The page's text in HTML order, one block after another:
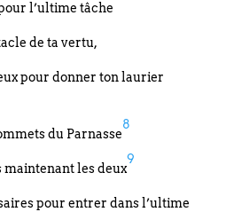
l’ultime tâche
de ta vertu,
pour donner ton laurier
du Parnasse
8
maintenant les deux
9
pour entrer dans l’ultime